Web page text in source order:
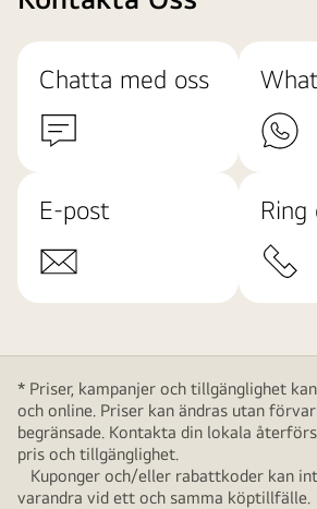
Chatta med oss
E-post Ring
* Priser, kampanjer och tillgänglighet
och online. Priser kan ändras utan
begränsade. Kontakta din lokala
pris och tillgänglighet.
Kuponger och/eller rabattkoder kan
varandra vid ett och samma köptillfälle.